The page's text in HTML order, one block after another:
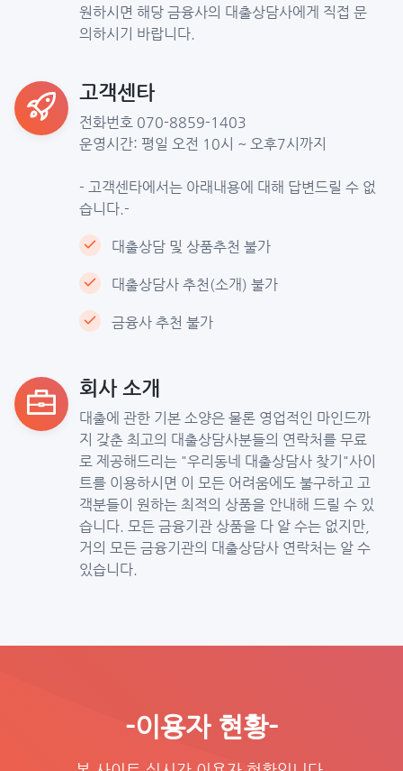
원하시면 해당 금융사의 대출상담사에게 직접 문
의하시기 바랍니다.
고객센타
전화번호 070-8859-1403
운영시간: 평일 오전 10시 ~ 오후7시까지
- 고객센타에서는 아래내용에 대해 답변드릴 수 없
습니다.-
대출상담 및 상품추천 불가
대출상담사 추천(소개) 불가
금융사 추천 불가
회사 소개
대출에 관한 기본 소양은 물론 영업적인 마인드까
지 갖춘 최고의 대출상담사분들의 연락처를 무료
로 제공해드리는 "우리동네 대출상담사 찾기"사이
트를 이용하시면 이 모든 어려움에도 불구하고 고
객분들이 원하는 최적의 상품을 안내해 드릴 수 있
습니다. 모든 금융기관 상품을 다 알 수는 없지만,
거의 모든 금융기관의 대출상담사 연락처는 알 수
있습니다.
-이용자 현황-